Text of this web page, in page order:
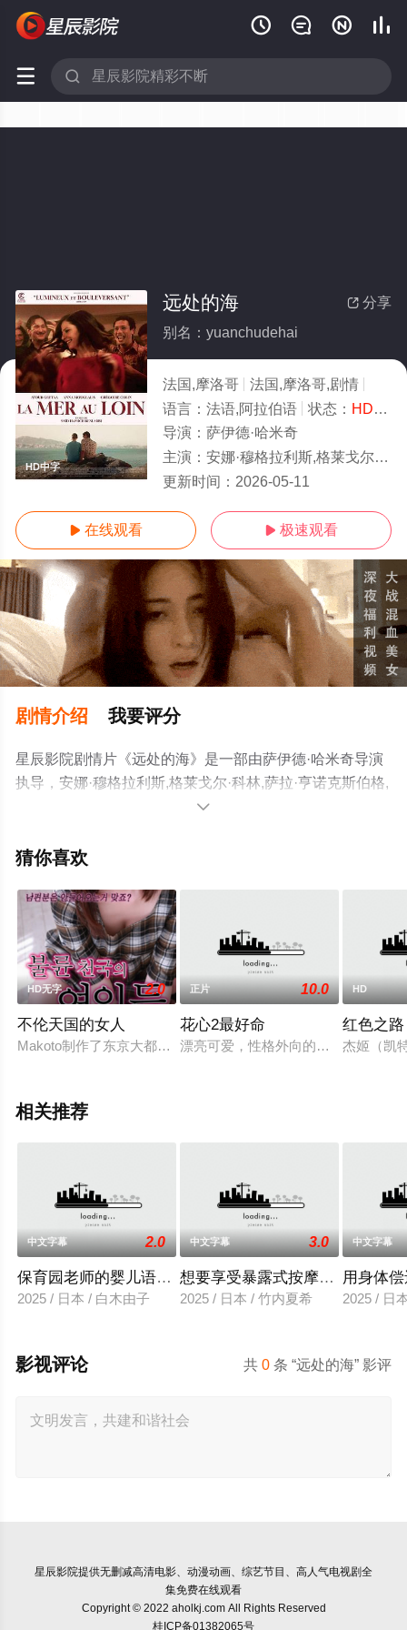
   
 
HD中字
 分享
远处的海
别名：yuanchudehai
法国,摩洛哥 法国,摩洛哥,剧情
语言： 法语,阿拉伯语 状态： HD中字/高清
导演： 萨伊德·哈米奇
主演： 安娜·穆格拉利斯,格莱戈尔·科林,萨拉·亨诺克斯伯格,阿尤布·格雷塔,Omar·Boulakirba,Rym·Fogl
更新时间： 2026-05-11
 在线观看  极速观看
剧情介绍 我要评分
星辰影院剧情片《远处的海》是一部由萨伊德·哈米奇导演
执导，安娜·穆格拉利斯,格莱戈尔·科林,萨拉·亨诺克斯伯格,
精彩演绎的法国,摩洛哥电影，手机免费观看高清未删减完
电影、电视猫或剧情网等平台了解。

猜你喜欢
HD无字 2.0
不伦天国的女人
Makoto制作了东京大都市区公寓的地图。地图上标注了五处公
正片 10.0
花心2最好命
漂亮可爱，性格外向的柳依依因为一
HD
红色之路
杰姬（凯
相关推荐
中文字幕 2.0
保育园老师的婴儿语让人超兴奋
2025 / 日本 / 白木由子
中文字幕 3.0
想要享受暴露式按摩的已婚女子
2025 / 日本 / 竹内夏希
中文字幕
用身体
2025 / 日
共0 条 “远处的海” 影评
影视评论
星辰影院提供无删减高清电影、动漫动画、综艺节目、高人气电视剧全
集免费在线观看
Copyright © 2022 aholkj.com All Rights Reserved
桂ICP备01382065号